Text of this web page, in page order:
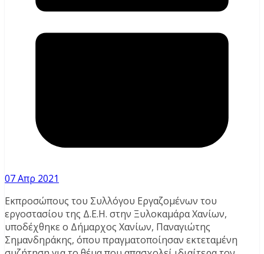
07 Απρ 2021
Εκπροσώπους του Συλλόγου Εργαζομένων του
εργοστασίου της Δ.Ε.Η. στην Ξυλοκαμάρα Χανίων,
υποδέχθηκε ο Δήμαρχος Χανίων, Παναγιώτης
Σημανδηράκης, όπου πραγματοποίησαν εκτεταμένη